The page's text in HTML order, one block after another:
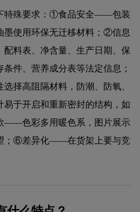
特殊要求：①食品安全——包装
墨使用环保无迁移材料；②信息
料表、净含量、生产日期、保
件、营养成分表等法定信息；
择高阻隔材料，防潮、防氧、
于开启和重新密封的结构，如
——色彩多用暖色系，图片展示
；⑥差异化——在货架上要与竞